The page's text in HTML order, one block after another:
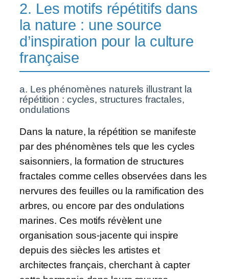
2. Les motifs répétitifs dans
la nature : une source
d’inspiration pour la culture
française
a. Les phénomènes naturels illustrant la
répétition : cycles, structures fractales,
ondulations
Dans la nature, la répétition se manifeste
par des phénomènes tels que les cycles
saisonniers, la formation de structures
fractales comme celles observées dans les
nervures des feuilles ou la ramification des
arbres, ou encore par des ondulations
marines. Ces motifs révèlent une
organisation sous-jacente qui inspire
depuis des siècles les artistes et
architectes français, cherchant à capter